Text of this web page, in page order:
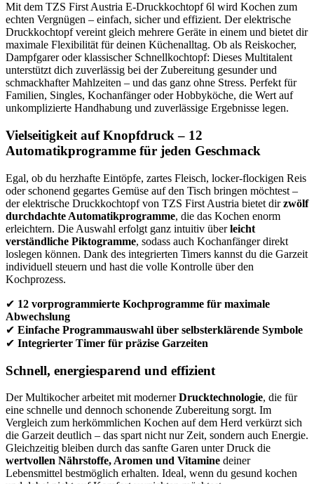
Mit dem TZS First Austria E-Druckkochtopf 6l wird Kochen zum
echten Vergnügen – einfach, sicher und effizient. Der elektrische
Druckkochtopf vereint gleich mehrere Geräte in einem und bietet dir
maximale Flexibilität für deinen Küchenalltag. Ob als Reiskocher,
Dampfgarer oder klassischer Schnellkochtopf: Dieses Multitalent
unterstützt dich zuverlässig bei der Zubereitung gesunder und
schmackhafter Mahlzeiten – und das ganz ohne Stress. Perfekt für
Familien, Singles, Kochanfänger oder Hobbyköche, die Wert auf
unkomplizierte Handhabung und zuverlässige Ergebnisse legen.
Vielseitigkeit auf Knopfdruck – 12
Automatikprogramme für jeden Geschmack
Egal, ob du herzhafte Eintöpfe, zartes Fleisch, locker-flockigen Reis
oder schonend gegartes Gemüse auf den Tisch bringen möchtest –
der elektrische Druckkochtopf von TZS First Austria bietet dirzwölf
durchdachte Automatikprogramme, die das Kochen enorm
erleichtern. Die Auswahl erfolgt ganz intuitiv überleicht
verständliche Piktogramme, sodass auch Kochanfänger direkt
loslegen können. Dank des integrierten Timers kannst du die Garzeit
individuell steuern und hast die volle Kontrolle über den
Kochprozess.
✔ 12 vorprogrammierte Kochprogramme für maximale
Abwechslung
✔ Einfache Programmauswahl über selbsterklärende Symbole
✔ Integrierter Timer für präzise Garzeiten
Schnell, energiesparend und effizient
Der Multikocher arbeitet mit modernerDrucktechnologie, die für
eine schnelle und dennoch schonende Zubereitung sorgt. Im
Vergleich zum herkömmlichen Kochen auf dem Herd verkürzt sich
die Garzeit deutlich – das spart nicht nur Zeit, sondern auch Energie.
Gleichzeitig bleiben durch das sanfte Garen unter Druck die
wertvollen Nährstoffe, Aromen und Vitamine deiner
Lebensmittel bestmöglich erhalten. Ideal, wenn du gesund kochen